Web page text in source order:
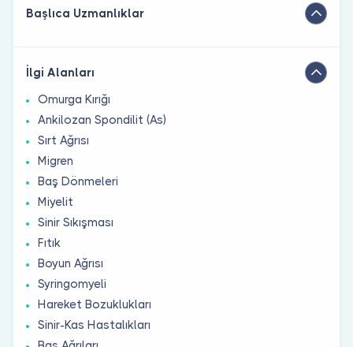
Başlıca Uzmanlıklar
İlgi Alanları
Omurga Kırığı
Ankilozan Spondilit (As)
Sırt Ağrısı
Migren
Baş Dönmeleri
Miyelit
Sinir Sıkışması
Fıtık
Boyun Ağrısı
Syringomyeli
Hareket Bozuklukları
Sinir-Kas Hastalıkları